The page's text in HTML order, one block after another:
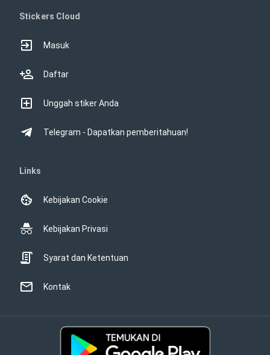
Stickers Cloud
Masuk
Daftar
Unggah stiker Anda
Telegram - Dapatkan pemberitahuan!
Links
Kebijakan Cookie
Kebijakan Privasi
Syarat dan Ketentuan
Kontak